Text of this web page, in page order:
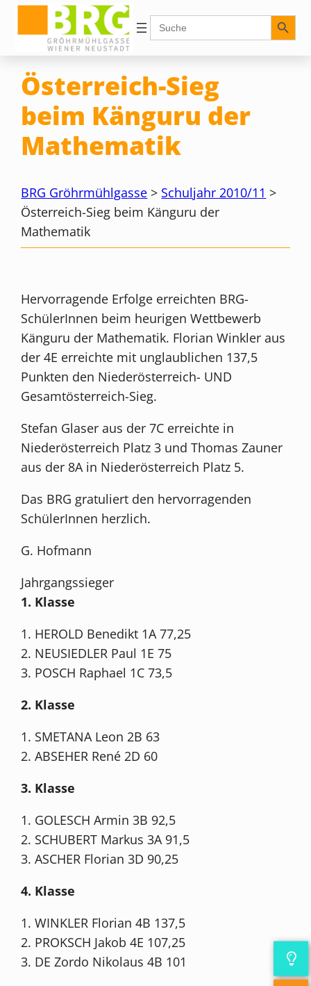
Inhalt
springen
Search
for:
Search Button
Österreich-Sieg
beim Känguru der
Mathematik
BRG Gröhrmühlgasse > Schuljahr 2010/11 >
Österreich-Sieg beim Känguru der
Mathematik
Hervorragende Erfolge erreichten BRG-
SchülerInnen beim heurigen Wettbewerb
Känguru der Mathematik. Florian Winkler aus
der 4E erreichte mit unglaublichen 137,5
Punkten den Niederösterreich- UND
Gesamtösterreich-Sieg.
Stefan Glaser aus der 7C erreichte in
Niederösterreich Platz 3 und Thomas Zauner
aus der 8A in Niederösterreich Platz 5.
Das BRG gratuliert den hervorragenden
SchülerInnen herzlich.
G. Hofmann
Jahrgangssieger
1. Klasse
1. HEROLD Benedikt 1A 77,25
2. NEUSIEDLER Paul 1E 75
3. POSCH Raphael 1C 73,5
2. Klasse
1. SMETANA Leon 2B 63
2. ABSEHER René 2D 60
3. Klasse
1. GOLESCH Armin 3B 92,5
2. SCHUBERT Markus 3A 91,5
3. ASCHER Florian 3D 90,25
4. Klasse
1. WINKLER Florian 4B 137,5
2. PROKSCH Jakob 4E 107,25
3. DE Zordo Nikolaus 4B 101